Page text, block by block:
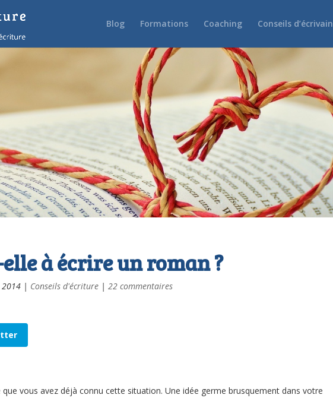
Blog Formations Coaching Conseils d’écrivain
à écrire un roman ?
2014 | Conseils d'écriture | 22 commentaires
que vous avez déjà connu cette situation. Une idée germe brusquement dans votre